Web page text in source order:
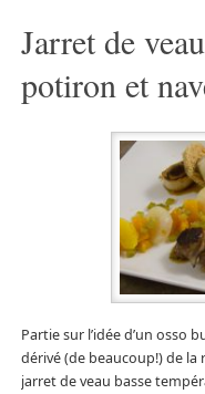
Jarret de
potiron et
Partie sur l’idée d’un osso
dérivé (de beaucoup!) de
jarret de veau basse